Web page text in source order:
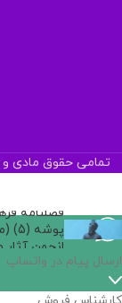
تمامی حقوق مادی
فصلنامه
انجمن آثار